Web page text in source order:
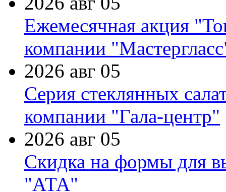
Ежемесячная акция
компании
2026 авг 05
Серия стеклянных
компании "Гала-центр"
2026 авг 05
Скидка на формы для
"АТА"